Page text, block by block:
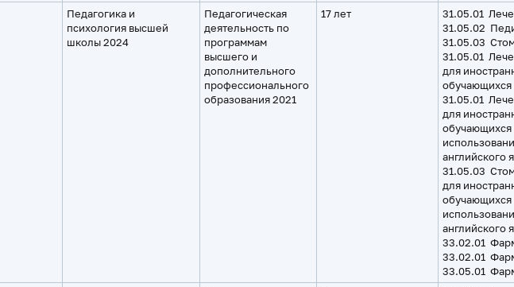
Педагогика и
психология высшей
школы 2024
Педагогическая
деятельность по
программам
высшего и
дополнительного
профессионального
образования 2021
17 лет
31.05.01
31.05.02
31.05.03
31.05.01
для
обучающихся
31.05.01
для
обучающихся
английского
31.05.03
для
обучающихся
английского
33.02.01
33.02.01
33.05.01